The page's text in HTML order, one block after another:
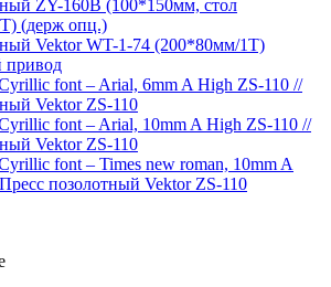
ZY-160B (100*150мм, стол
(держ опц.)
Vektor WT-1-74 (200*80мм/1T)
привод
font – Arial, 6mm A High ZS-110 //
Vektor ZS-110
font – Arial, 10mm A High ZS-110 //
Vektor ZS-110
font – Times new roman, 10mm A
позолотный Vektor ZS-110